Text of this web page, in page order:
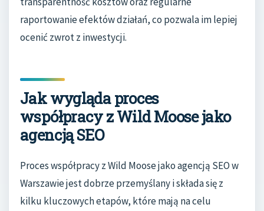
raportowanie efektów działań, co pozwala im lepiej
ocenić zwrot z inwestycji.
Jak wygląda proces
współpracy z Wild Moose jako
agencją SEO
Proces współpracy z Wild Moose jako agencją SEO w
Warszawie jest dobrze przemyślany i składa się z
kilku kluczowych etapów, które mają na celu